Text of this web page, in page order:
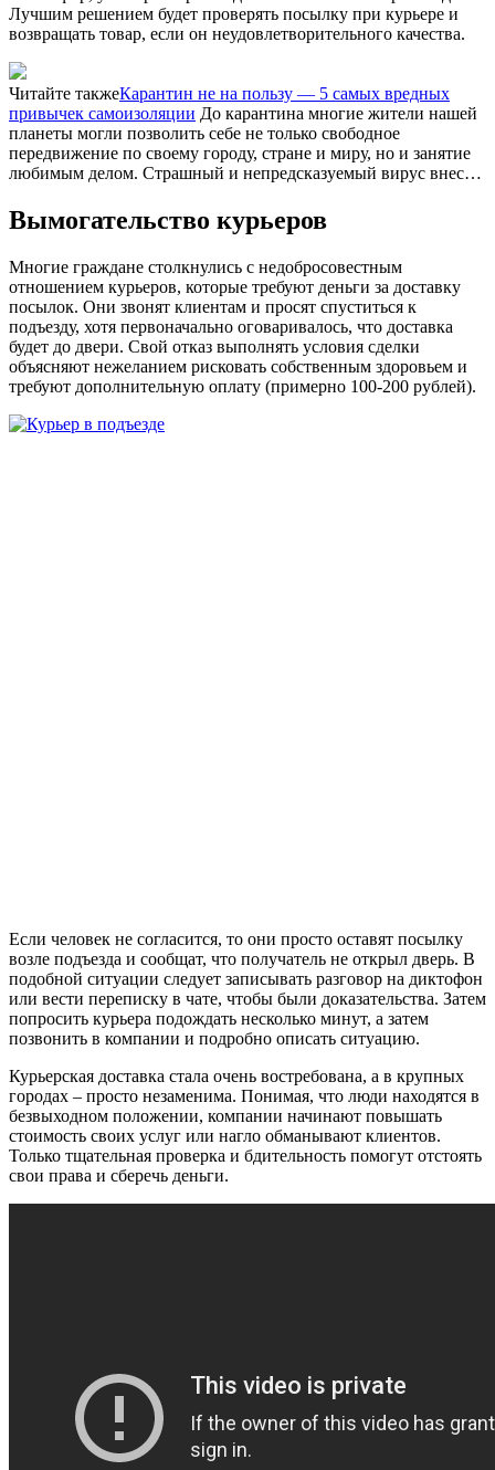
Лучшим решением будет проверять посылку при курьере и
возвращать товар, если он неудовлетворительного качества.
Читайте такжеКарантин не на пользу — 5 самых вредных
привычек самоизоляции До карантина многие жители нашей
планеты могли позволить себе не только свободное
передвижение по своему городу, стране и миру, но и занятие
любимым делом. Страшный и непредсказуемый вирус внес…
Вымогательство курьеров
Многие граждане столкнулись с недобросовестным
отношением курьеров, которые требуют деньги за доставку
посылок. Они звонят клиентам и просят спуститься к
подъезду, хотя первоначально оговаривалось, что доставка
будет до двери. Свой отказ выполнять условия сделки
объясняют нежеланием рисковать собственным здоровьем и
требуют дополнительную оплату (примерно 100-200 рублей).
Если человек не согласится, то они просто оставят посылку
возле подъезда и сообщат, что получатель не открыл дверь. В
подобной ситуации следует записывать разговор на диктофон
или вести переписку в чате, чтобы были доказательства. Затем
попросить курьера подождать несколько минут, а затем
позвонить в компании и подробно описать ситуацию.
Курьерская доставка стала очень востребована, а в крупных
городах – просто незаменима. Понимая, что люди находятся в
безвыходном положении, компании начинают повышать
стоимость своих услуг или нагло обманывают клиентов.
Только тщательная проверка и бдительность помогут отстоять
свои права и сберечь деньги.